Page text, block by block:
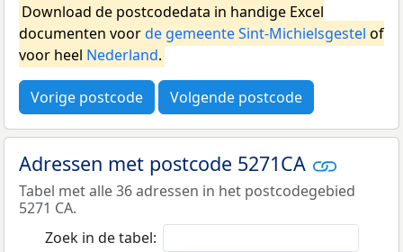
Download de postcodedata in handige Excel
documenten voorde gemeente Sint-Michielsgestel of
voor heel Nederland.
Vorige postcode Volgende postcode
Adressen met postcode 5271CA
Tabel met alle 36 adressen in het postcodegebied
5271 CA.
Zoek in de tabel: